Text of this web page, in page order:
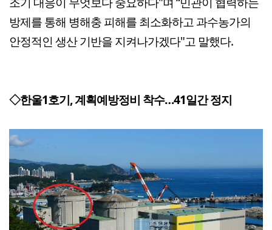
방제를 통해 병해충 피해를 최소화하고 과수농가의
안정적인 생산 기반을 지켜나가겠다"고 말했다.
◇한울1호기, 계획예방정비 착수…41일간 정지